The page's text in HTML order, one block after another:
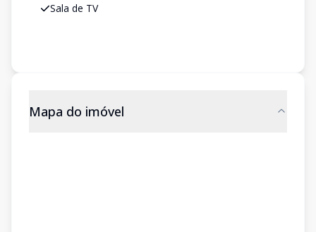
Sala de TV
Mapa do imóvel